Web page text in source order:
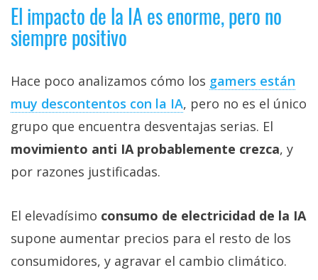
El impacto de la IA es enorme, pero no
siempre positivo
Hace poco analizamos cómo los gamers están
muy descontentos con la IA‎, pero no es el único
grupo que encuentra desventajas serias. El
movimiento anti IA probablemente crezca, y
por razones justificadas.
El elevadísimo consumo de electricidad de la IA
supone aumentar precios para el resto de los
consumidores, y agravar el cambio climático.